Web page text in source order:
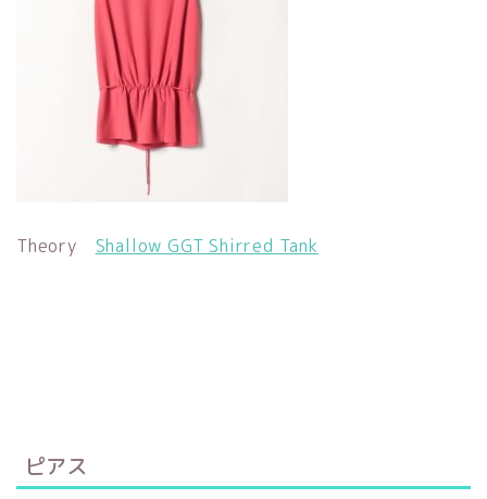
Theory Shallow GGT Shirred Tank
ピアス